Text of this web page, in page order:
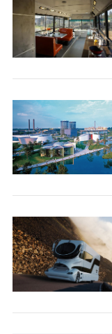
S
e
a
h
f
o
r
: